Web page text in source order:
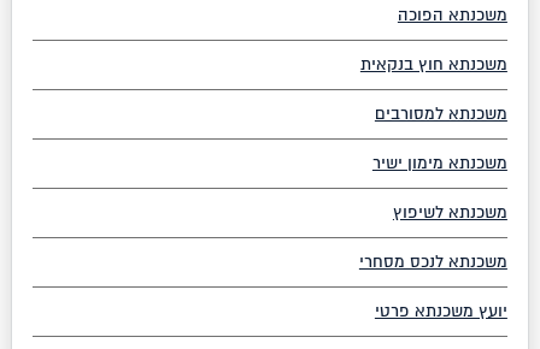
משכנתא הפוכה
משכנתא חוץ בנקאית
משכנתא למסורבים
משכנתא מימון ישיר
משכנתא לשיפוץ
משכנתא לנכס מסחרי
יועץ משכנתא פרטי